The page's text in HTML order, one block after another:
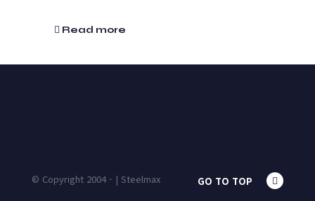
Read more
© Copyright 2004 - | Steelmax GO TO TOP